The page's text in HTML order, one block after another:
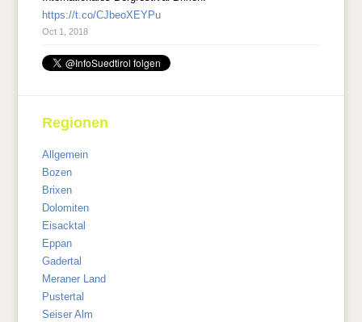
https://t.co/CJbeoXEYPu
Oct 1, 2018
Regionen
Allgemein
Bozen
Brixen
Dolomiten
Eisacktal
Eppan
Gadertal
Meraner Land
Pustertal
Seiser Alm